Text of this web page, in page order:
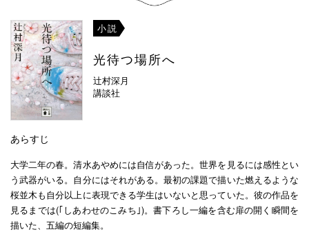
小説
光待つ場所へ
辻村深月
講談社
あらすじ
大学二年の春。清水あやめには自信があった。世界を見るには感性とい
う武器がいる。自分にはそれがある。最初の課題で描いた燃えるような
桜並木も自分以上に表現できる学生はいないと思っていた。彼の作品を
見るまでは(｢しあわせのこみち｣)。書下ろし一編を含む扉の開く瞬間を
描いた、五編の短編集。